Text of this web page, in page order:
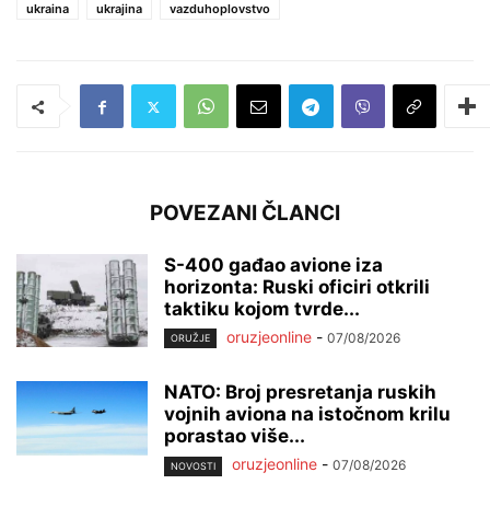
ukraina
ukrajina vazduhoplovstvo
POVEZANI ČLANCI
S-400 gađao avione iza
horizonta: Ruski oficiri otkrili
taktiku kojom tvrde...
ORUŽJE oruzjeonline - 07/08/2026
NATO: Broj presretanja ruskih
vojnih aviona na istočnom krilu
porastao više...
NOVOSTI oruzjeonline - 07/08/2026